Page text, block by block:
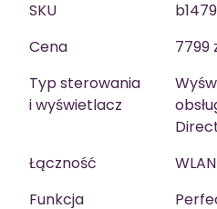
SKU
Cena
7799
Typ sterowania
i wyświetlacz
Łączność
Funkcja